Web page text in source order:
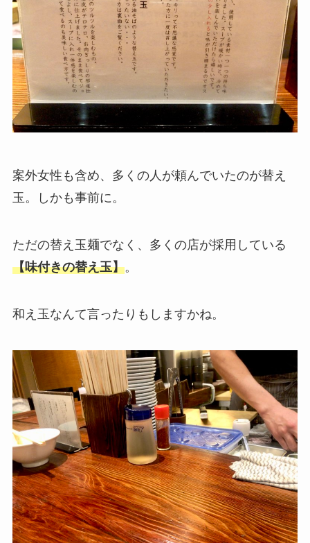
案外女性も含め、多くの人が頼んでいたのが替え
玉。しかも事前に。
ただの替え玉麺でなく、多くの店が採用している
【味付きの替え玉】。
和え玉なんて言ったりもしますかね。